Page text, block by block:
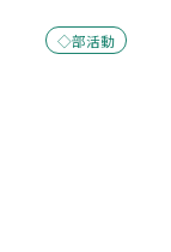
◇部活動